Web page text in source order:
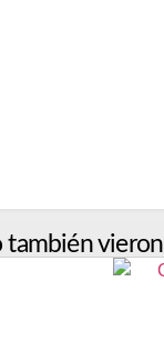
también vieron